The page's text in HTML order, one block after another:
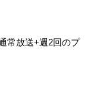
常放送+週2回のプ